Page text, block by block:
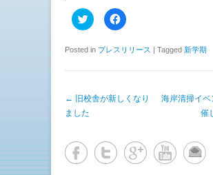
ク
リ
し
w
t
新
F
a
b
k
有
ク
リ
ッ
ク
Posted in プレスリリース | Tagged 新学期
投稿ナビゲーション
←
旧校舎が新しくなり
ました
海岸清掃イベ
催